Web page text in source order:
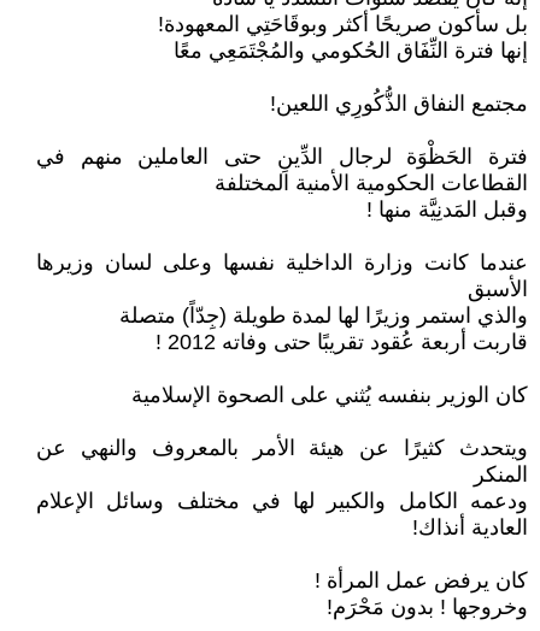
بل سأكون صريحًا أكثر وبوقَاحَتِي المعهودة!
إنها فترة النِّفَاق الحُكومي والمُجْتَمَعِي معًا
مجتمع النفاق الذُّكُورِي اللعين!
فترة الحَظْوَة لرجال الدِّينِ حتى العاملين منهم في
القطاعات الحكومية الأمنية المختلفة
وقبل المَدنِيَّة منها !
عندما كانت وزارة الداخلية نفسها وعلى لسان وزيرها
الأسبق
والذي استمر وزيرًا لها لمدة طويلة (جِدّاً) متصلة
قاربت أربعة عُقود تقريبًا حتى وفاته 2012 !
كان الوزير بنفسه يُثني على الصحوة الإسلامية
ويتحدث كثيرًا عن هيئة الأمر بالمعروف والنهي عن
المنكر
ودعمه الكامل والكبير لها في مختلف وسائل الإعلام
العادية أنذاك!
كان يرفض عمل المرأة !
وخروجها ! بدون مَحْرَم!